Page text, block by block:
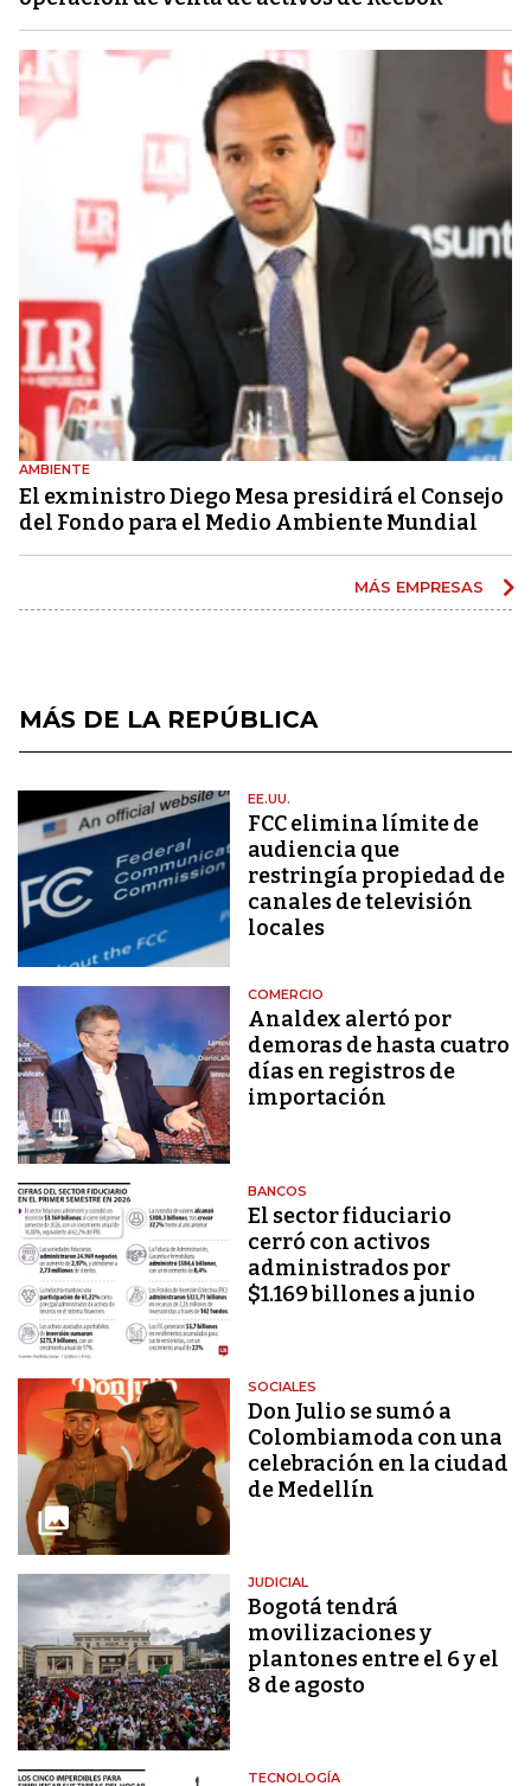
AMBIENTE
El exministro Diego Mesa presidirá el Consejo
del Fondo para el Medio Ambiente Mundial
MÁS EMPRESAS
MÁS DE LA REPÚBLICA
EE.UU.
FCC elimina límite de
audiencia que
restringía propiedad de
canales de televisión
locales
COMERCIO
Analdex alertó por
demoras de hasta cuatro
días en registros de
importación
BANCOS
El sector fiduciario
cerró con activos
administrados por
$1.169 billones a junio
SOCIALES
Don Julio se sumó a
Colombiamoda con una
celebración en la ciudad
de Medellín
JUDICIAL
Bogotá tendrá
movilizaciones y
plantones entre el 6 y el
8 de agosto
TECNOLOGÍA